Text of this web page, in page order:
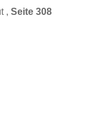
, Seite 308